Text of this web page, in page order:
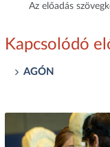
Az előadás
Kapcsolódó
AGÓN